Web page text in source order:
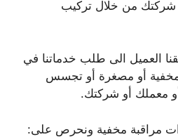
شركتك من خلال تركيب
العميل الى طلب خدماتنا في
مخفية أو مصغرة أو تجسس
معملك أو شركتك.
مراقبة مخفية ونحرص على: